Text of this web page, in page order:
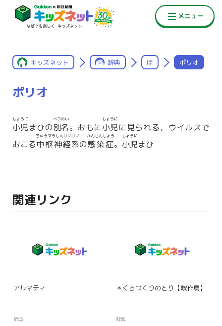
キッズネット 辞典 ほ ポリオ
ポリオ
小児
しょうに
まひの別名
べつめい
。おもに小児
しょうに
に見られる，ウイルスで
おこる中枢神経
ちゅうすうしんけい
系
けい
の感染症
かんせんしょう
。 小児
しょうに
まひ
関連リンク
アルマティ
辞典
＊くらつくりのとり【鞍作鳥】
辞典